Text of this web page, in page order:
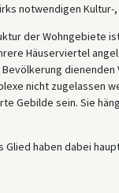
notwendigen
der Wohngebiete
Häuserviertel
nicht zugelassen
Gebilde sein. Sie
haben dabei